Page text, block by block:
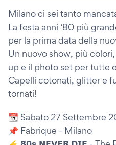
Milano ci sei tanto
La festa anni ‘80 più
per la prima data della
Un nuovo show, più
up e il photo set per tutte
Capelli cotonati, glitter e
tornati!
📆 Sabato 27 Settembre
📌 Fabrique - Milano